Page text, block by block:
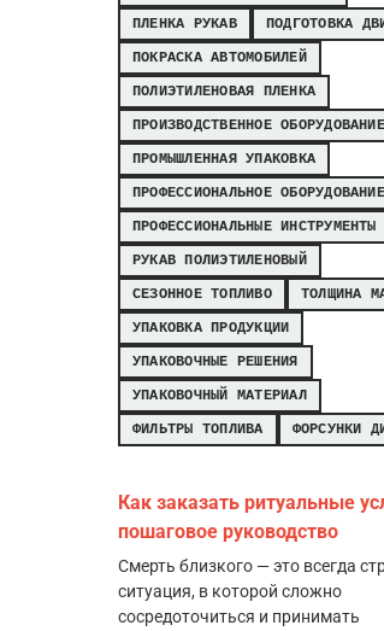
ПЛЕНКА РУКАВ
ПОДГОТОВКА
ПОКРАСКА АВТОМОБИЛЕЙ
ПОЛИЭТИЛЕНОВАЯ ПЛЕНКА
ПРОИЗВОДСТВЕННОЕ ОБОРУДОВАНИЕ
ПРОМЫШЛЕННАЯ УПАКОВКА
ПРОФЕССИОНАЛЬНОЕ ОБОРУДОВАНИЕ
ПРОФЕССИОНАЛЬНЫЕ ИНСТРУМЕНТЫ
РУКАВ ПОЛИЭТИЛЕНОВЫЙ
СЕЗОННОЕ ТОПЛИВО
ТОЛЩИНА
УПАКОВКА ПРОДУКЦИИ
УПАКОВОЧНЫЕ РЕШЕНИЯ
УПАКОВОЧНЫЙ МАТЕРИАЛ
ФИЛЬТРЫ ТОПЛИВА
ФОРСУНКИ
Как заказать ритуальные
пошаговое руководство
Смерть близкого — это всегда
ситуация, в которой сложно
сосредоточиться и принимать